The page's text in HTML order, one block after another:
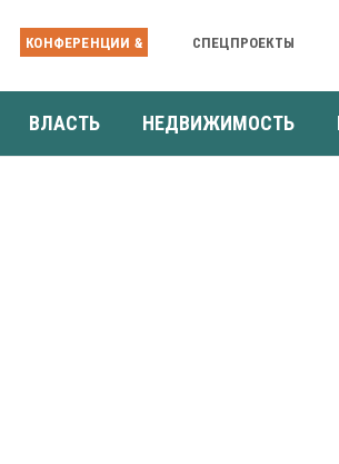
КОНФЕРЕНЦИИ & СПЕЦПРОЕКТЫ
ВЛАСТЬ НЕДВИЖИМОСТЬ